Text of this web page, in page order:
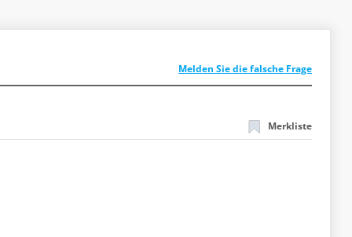
Melden Sie die falsche Frage
Merkliste